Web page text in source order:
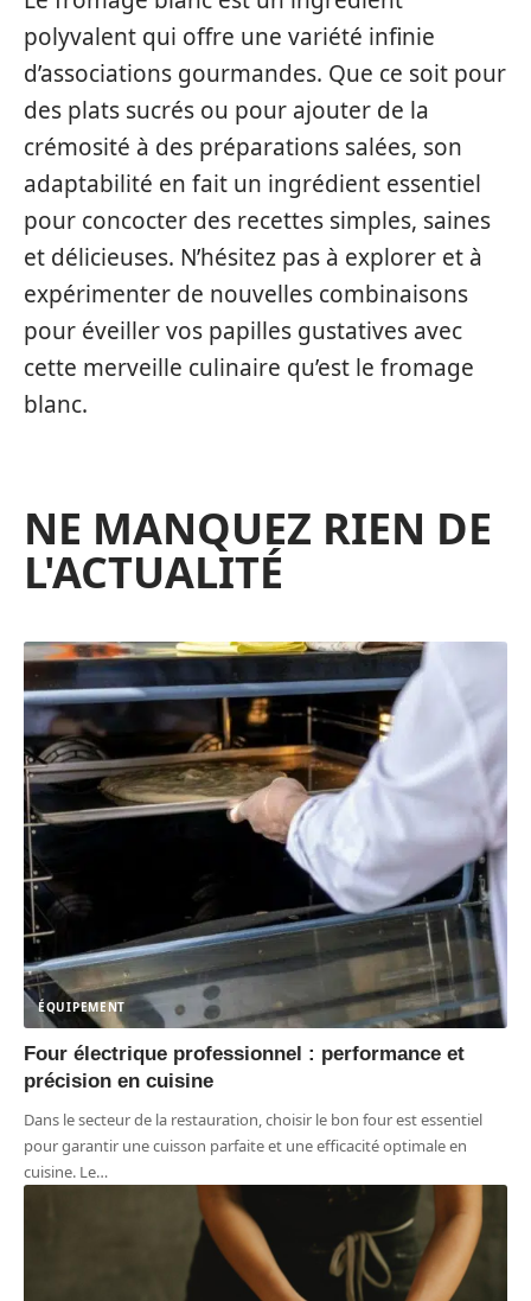
polyvalent qui offre une variété infinie
d’associations gourmandes. Que ce soit pour
des plats sucrés ou pour ajouter de la
crémosité à des préparations salées, son
adaptabilité en fait un ingrédient essentiel
pour concocter des recettes simples, saines
et délicieuses. N’hésitez pas à explorer et à
expérimenter de nouvelles combinaisons
pour éveiller vos papilles gustatives avec
cette merveille culinaire qu’est le fromage
blanc.
NE MANQUEZ RIEN DE
L'ACTUALITÉ
ÉQUIPEMENT
Four électrique professionnel : performance et
précision en cuisine
Dans le secteur de la restauration, choisir le bon four est essentiel
pour garantir une cuisson parfaite et une efficacité optimale en
cuisine. Le…